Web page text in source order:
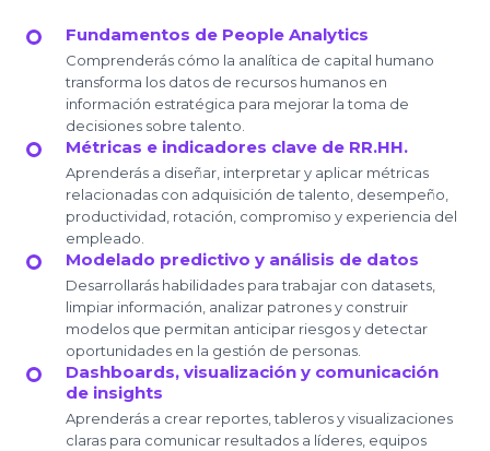
Fundamentos de People Analytics
Comprenderás cómo la analítica de capital humano
transforma los datos de recursos humanos en
información estratégica para mejorar la toma de
decisiones sobre talento.
Métricas e indicadores clave de RR.HH.
Aprenderás a diseñar, interpretar y aplicar métricas
relacionadas con adquisición de talento, desempeño,
productividad, rotación, compromiso y experiencia del
empleado.
Modelado predictivo y análisis de datos
Desarrollarás habilidades para trabajar con datasets,
limpiar información, analizar patrones y construir
modelos que permitan anticipar riesgos y detectar
oportunidades en la gestión de personas.
Dashboards, visualización y comunicación
de insights
Aprenderás a crear reportes, tableros y visualizaciones
claras para comunicar resultados a líderes, equipos